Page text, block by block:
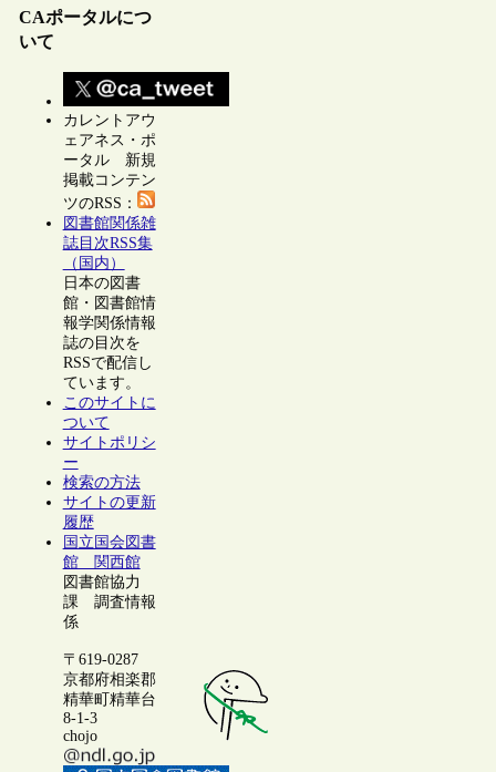
CAポータルにつ
いて
カレントアウ
ェアネス・ポ
ータル 新規
掲載コンテン
ツのRSS：
図書館関係雑
誌目次RSS集
（国内）
日本の図書
館・図書館情
報学関係情報
誌の目次を
RSSで配信し
ています。
このサイトに
ついて
サイトポリシ
ー
検索の方法
サイトの更新
履歴
国立国会図書
館 関西館
図書館協力
課 調査情報
係
〒619-0287
京都府相楽郡
精華町精華台
8-1-3
chojo